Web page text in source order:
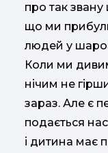
про так
що ми
людей у
Коли ми
нічим не
зараз. Але є
подається
і дитина має